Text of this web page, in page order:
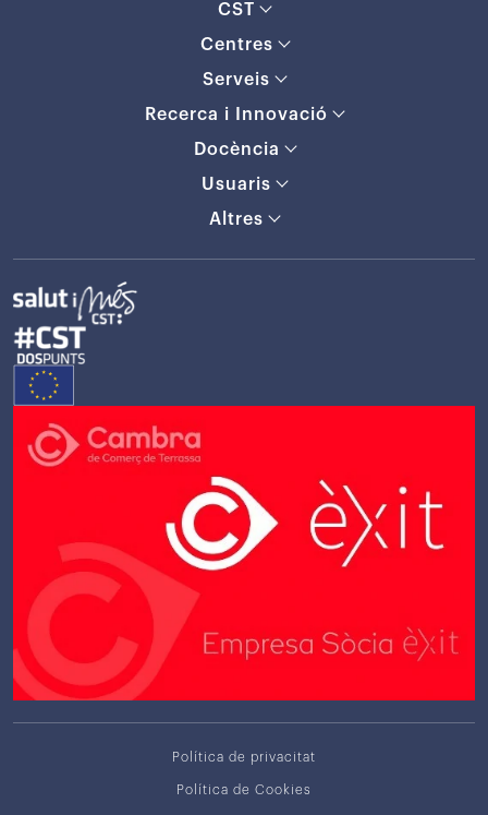
CST
Centres
Serveis
Recerca i Innovació
Docència
Usuaris
Altres
Política de privacitat
Política de Cookies